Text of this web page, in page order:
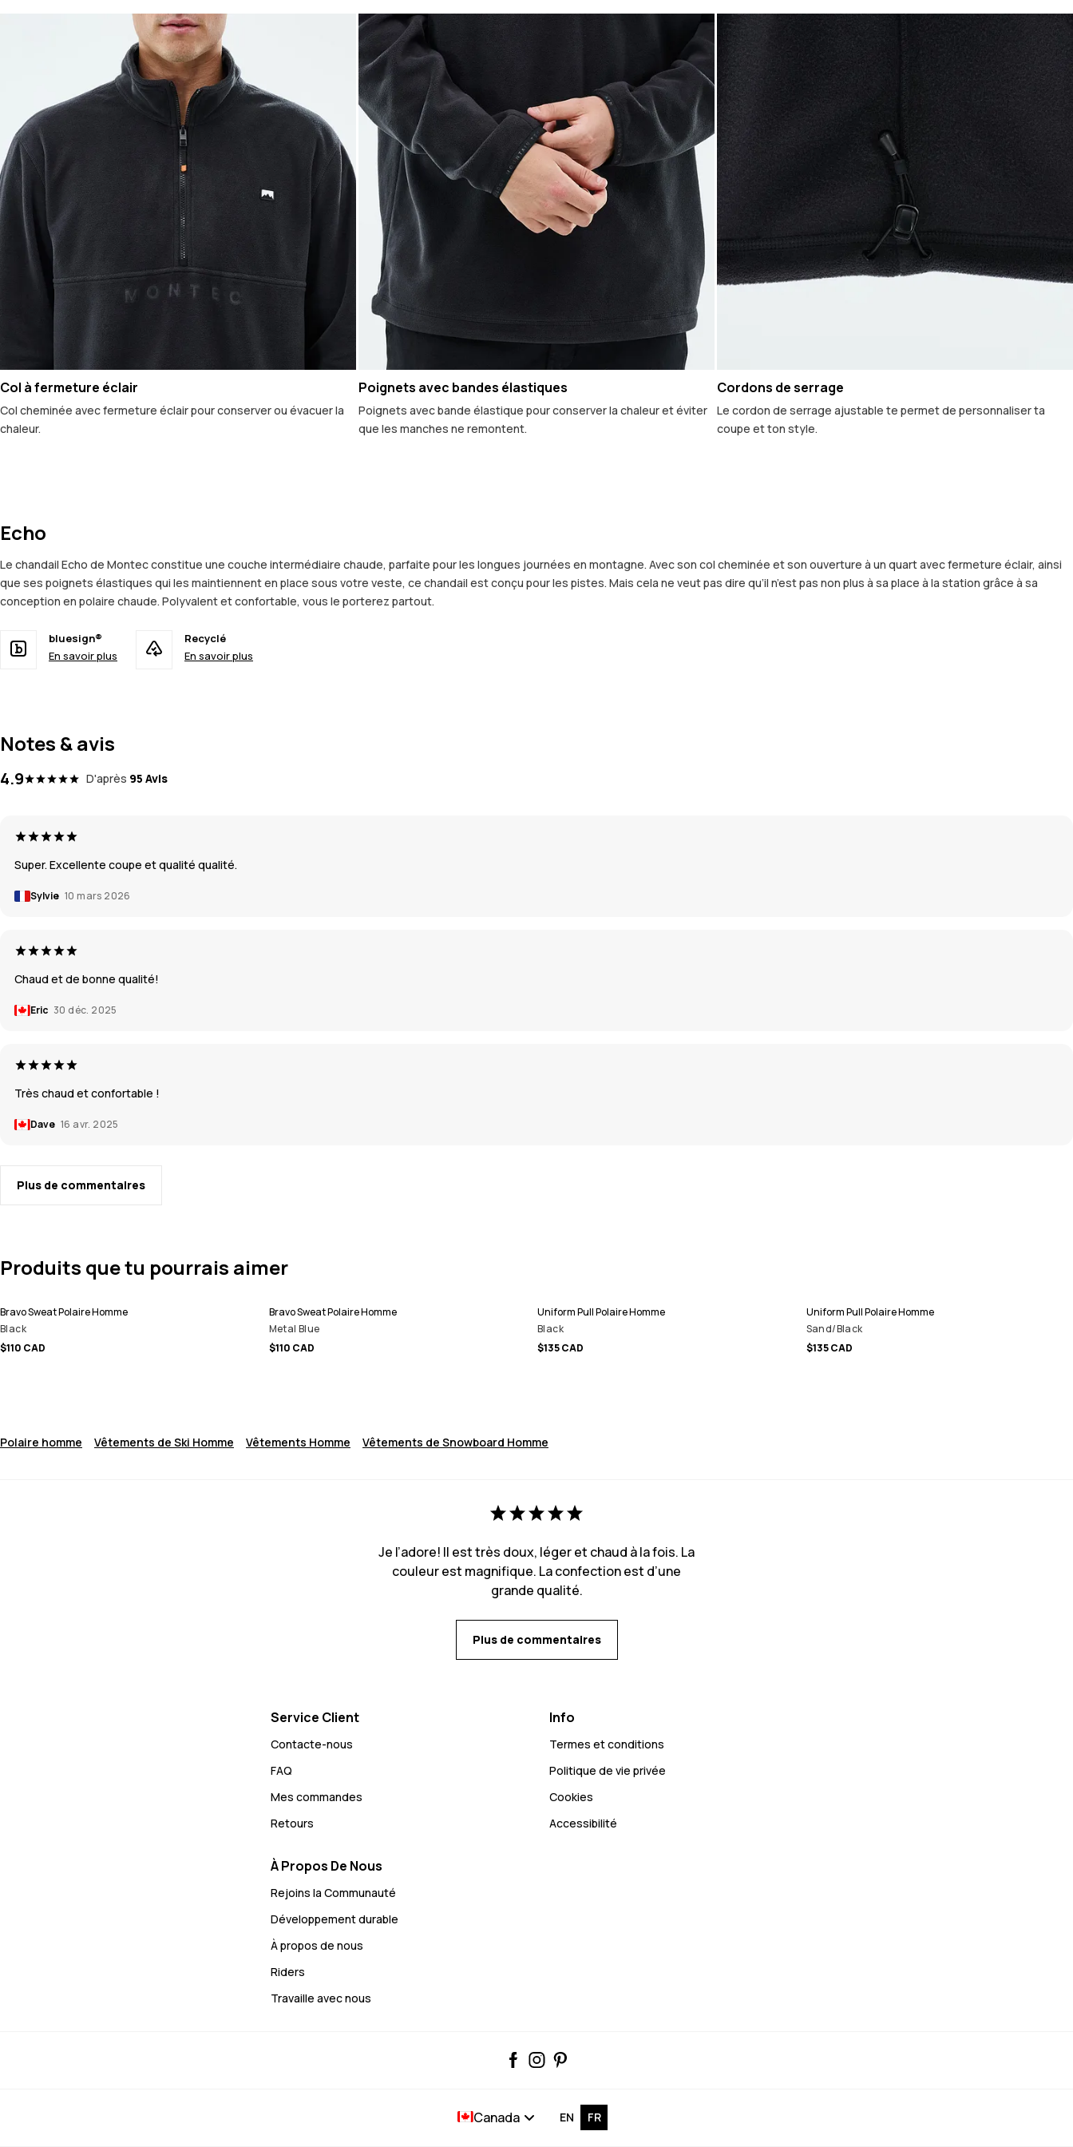
Col à fermeture éclair
Col cheminée avec fermeture éclair pour conserver ou évacuer la
chaleur.
Poignets avec bandes élastiques
Poignets avec bande élastique pour conserver la chaleur et éviter
que les manches ne remontent.
Cordons de serrage
Le cordon de serrage ajustable te permet de personnaliser ta
coupe et ton style.
Echo
Le chandail Echo de Montec constitue une couche intermédiaire chaude, parfaite pour les longues journées en montagne. Avec son col cheminée et son ouverture à un quart avec fermeture éclair, ainsi
que ses poignets élastiques qui les maintiennent en place sous votre veste, ce chandail est conçu pour les pistes. Mais cela ne veut pas dire qu’il n’est pas non plus à sa place à la station grâce à sa
conception en polaire chaude. Polyvalent et confortable, vous le porterez partout.
bluesign®
En savoir plus
Recyclé
En savoir plus
Notes & avis
4.9 D'après 95 Avis
Super. Excellente coupe et qualité qualité.
Sylvie 10 mars 2026
Chaud et de bonne qualité!
Eric 30 déc. 2025
Très chaud et confortable !
Dave 16 avr. 2025
Plus de commentaires
Produits que tu pourrais aimer
Bravo Sweat Polaire Homme
Black
$110 CAD
Bravo Sweat Polaire Homme
Metal Blue
$110 CAD
Uniform Pull Polaire Homme
Black
$135 CAD
Uniform Pull Polaire Homme
Sand/Black
$135 CAD
Polaire homme Vêtements de Ski Homme Vêtements Homme Vêtements de Snowboard Homme
Je l’adore! Il est très doux, léger et chaud à la fois. La
couleur est magnifique. La confection est d’une
grande qualité.
Plus de commentaires
Service Client
Contacte-nous
FAQ
Mes commandes
Retours
Info
Termes et conditions
Politique de vie privée
Cookies
Accessibilité
À Propos De Nous
Rejoins la Communauté
Développement durable
À propos de nous
Riders
Travaille avec nous
EN FR
Canada